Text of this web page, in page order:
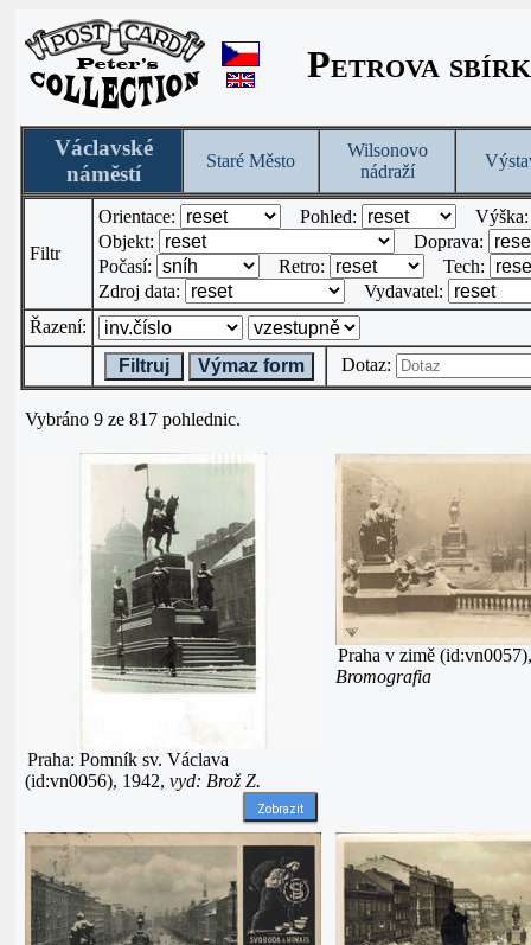
Petrova
Václavské
náměstí
Staré Město
Wilsonovo
nádraží
Filtr
Orientace: Pohled:
Objekt:
Doprava:
Počasí:
Retro:
Tech:
Zdroj data:
Vydavatel:
Řazení:
Filtruj
Výmaz form Dotaz:
Vybráno 9 ze 817 pohlednic.
Praha: Pomník sv. Václava
(id:vn0056), 1942, vyd: Brož Z.
Zobrazit
Praha v zimě
Bromografia